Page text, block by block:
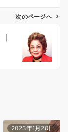
次のページへ
2023年1月20日